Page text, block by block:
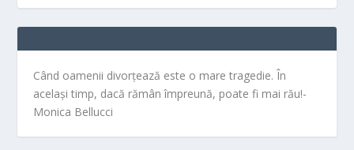
Când oamenii divorțează este o mare tragedie. În
același timp, dacă rămân împreună, poate fi mai rău!-
Monica Bellucci